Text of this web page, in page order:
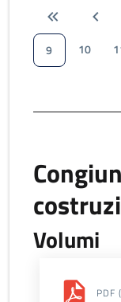
9
10
Volumi
PDF